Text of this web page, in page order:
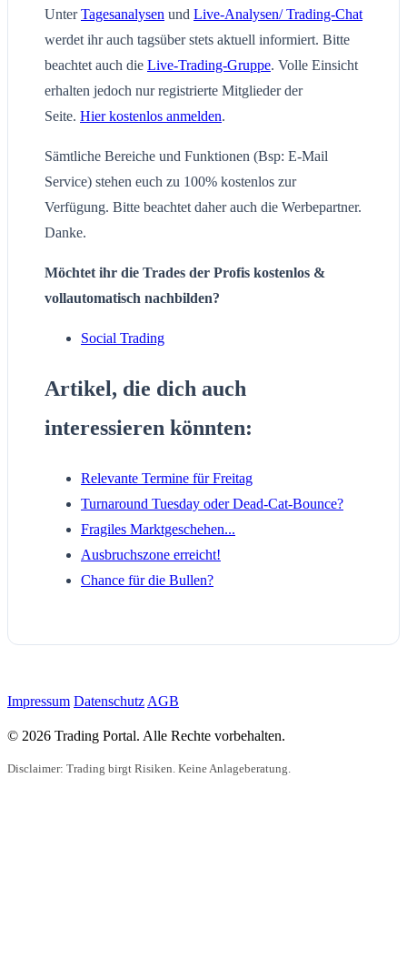
UnterTagesanalysen und Live-Analysen/ Trading-Chat
werdet ihr auch tagsüber stets aktuell informiert. Bitte
beachtet auch die Live-Trading-Gruppe. Volle Einsicht
erhalten jedoch nur registrierte Mitglieder der
Seite. Hier kostenlos anmelden.
Sämtliche Bereiche und Funktionen (Bsp: E-Mail
Service) stehen euch zu 100% kostenlos zur
Verfügung. Bitte beachtet daher auch die Werbepartner.
Danke.
Möchtet ihr die Trades der Profis kostenlos &
vollautomatisch nachbilden?
Social Trading
Artikel, die dich auch
interessieren könnten:
Relevante Termine für Freitag
Turnaround Tuesday oder Dead-Cat-Bounce?
Fragiles Marktgeschehen...
Ausbruchszone erreicht!
Chance für die Bullen?
Impressum Datenschutz AGB
© 2026 Trading Portal. Alle Rechte vorbehalten.
Disclaimer: Trading birgt Risiken. Keine Anlageberatung.